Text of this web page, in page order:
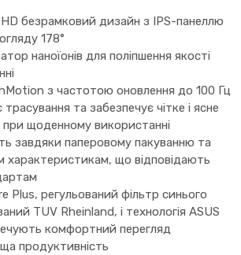
безрамковий дизайн з IPS-панеллю
178°
наноїонів для поліпшення якості
з частотою оновлення до 100 Гц
трасування та забезпечує чітке і ясне
при щоденному використанні
завдяки паперовому пакуванню та
характеристикам, що відповідають
Plus, регульований фільтр синього
TUV Rheinland, і технологія ASUS
комфортний перегляд
продуктивність